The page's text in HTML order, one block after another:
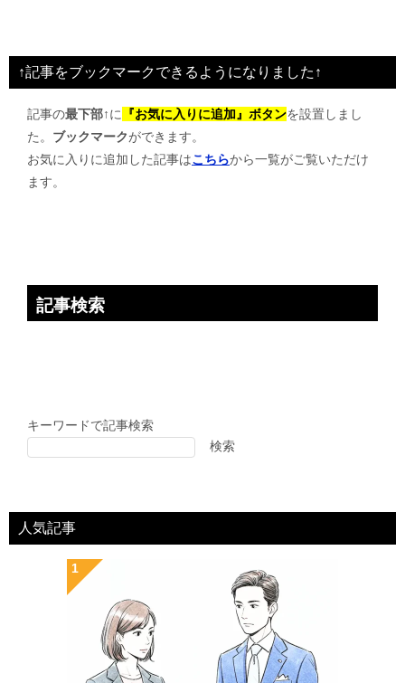
ビ
ゲ
↑記事をブックマークできるようになりました↑
記事の最下部↑に 『お気に入りに追加』ボタンを設置しまし
た。 ブックマークができます。
お気に入りに追加した記事はこちらから一覧がご覧いただけ
ます。
記事検索
キーワードで記事検索
検索
人気記事